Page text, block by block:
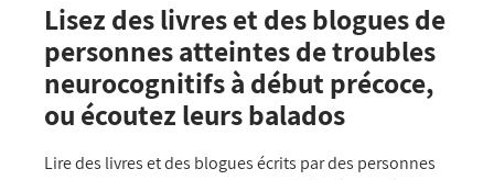
Lisez des livres et des blogues de
personnes atteintes de troubles
neurocognitifs à début précoce,
ou écoutez leurs balados
Lire des livres et des blogues écrits par des personnes